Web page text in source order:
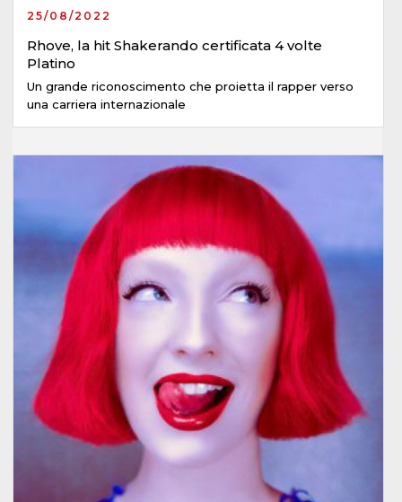
25/08/2022
Rhove, la hit Shakerando certificata 4 volte
Platino
Un grande riconoscimento che proietta il rapper verso
una carriera internazionale